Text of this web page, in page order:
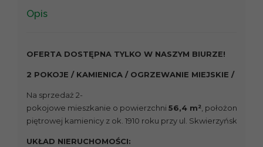
Opis
OFERTA DOSTĘPNA TYLKO W NASZYM BIURZE!
2 POKOJE / KAMIENICA / OGRZEWANIE MIEJSKIE /
Na sprzedaż 2-
pokojowe mieszkanie o powierzchni 56,4 m² , położone na
piętrowej kamienicy z ok. 1910 roku przy ul. Skwierzyńskiej
UKŁAD NIERUCHOMOŚCI: